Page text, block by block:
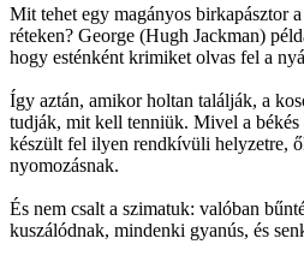
Mit tehet egy magányos birkapásztor
réteken? George (Hugh Jackman)
hogy esténként krimiket olvas fel a
Így aztán, amikor holtan találják, a
tudják, mit kell tenniük. Mivel a
készült fel ilyen rendkívüli helyzetre,
nyomozásnak.
És nem csalt a szimatuk: valóban
kuszálódnak, mindenki gyanús, és